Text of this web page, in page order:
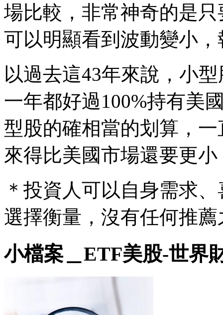
場比較，非常神奇的是
可以明顯看到波動變小
以過去這43年來說，小
一年都好過100%持有美
型股的確相當的划算，
來得比美國市場還要更
＊投資人可以自身需求
選擇衡量，沒有任何推薦
小檔案＿ETF美股-世界